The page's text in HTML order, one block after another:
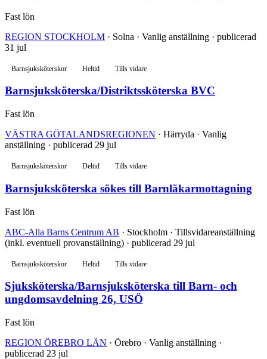
Fast lön
REGION STOCKHOLM · Solna · Vanlig anställning · publicerad
31 jul
Barnsjuksköterskor Heltid Tills vidare
Barnsjuksköterska/Distriktssköterska BVC
Fast lön
VÄSTRA GÖTALANDSREGIONEN · Härryda · Vanlig
anställning · publicerad 29 jul
Barnsjuksköterskor Deltid Tills vidare
Barnsjuksköterska sökes till Barnläkarmottagning
Fast lön
ABC-Alla Barns Centrum AB · Stockholm · Tillsvidareanställning
(inkl. eventuell provanställning) · publicerad 29 jul
Barnsjuksköterskor Heltid Tills vidare
Sjuksköterska/Barnsjuksköterska till Barn- och
ungdomsavdelning 26, USÖ
Fast lön
REGION ÖREBRO LÄN · Örebro · Vanlig anställning ·
publicerad 23 jul